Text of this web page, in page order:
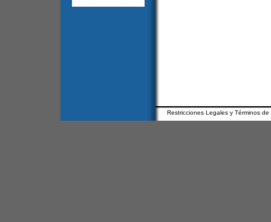
Restricciones Legales y Términos de